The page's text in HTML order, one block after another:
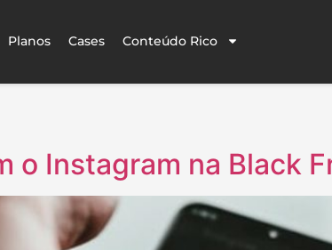
Planos Cases Conteúdo Rico
o Instagram na Black